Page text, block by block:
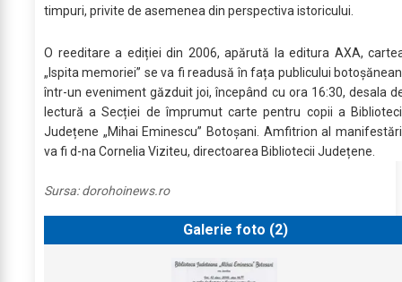
timpuri, privite de asemenea din perspectiva istoricului.
O reeditare a ediției din 2006, apărută la editura AXA,
„Ispita memoriei” se va fi readusă în fața publicului
într-un eveniment găzduit joi, începând cu ora 16:30, desala
lectură a Secției de împrumut carte pentru copii a
Județene „Mihai Eminescu” Botoșani. Amfitrion al
va fi d-na Cornelia Viziteu, directoarea Bibliotecii Județene.
Sursa:dorohoinews.ro
Galerie foto (2)